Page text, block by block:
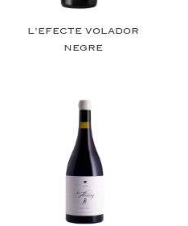
L’EFECTE VOLADOR
NEGRE